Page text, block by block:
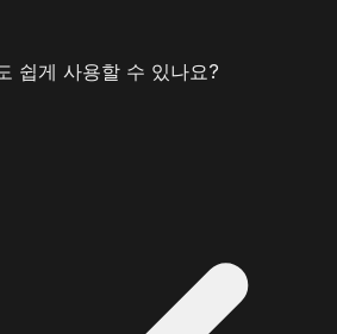
쉽게 사용할 수 있나요?